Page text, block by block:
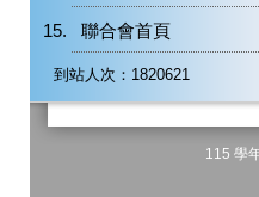
聯合會首頁
到站人次：1820621
115 學